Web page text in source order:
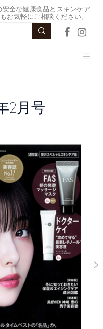
全な健康食品とスキンケア
お気軽にご相談ください。
2月号